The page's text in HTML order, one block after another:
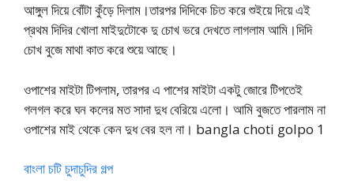
আঙ্গুল দিয়ে বোঁটা কুঁড়ে দিলাম।তারপর দিদিকে চিত করে শুইয়ে দিয়ে এই
প্রথম দিদির খোলা মাইদুটোকে দু চোখ ভরে দেখতে লাগলাম আমি।দিদি
চোখ বুজে মাথা কাত করে শুয়ে আছে।
ওপাশের মাইটা টিপলাম, তারপর এ পাশের মাইটা একটু জোরে টিপতেই
গলগল করে ঘন কলের মত সাদা দুধ বেরিয়ে এলো। আমি বুজতে পারলাম না
ওপাশের মাই থেকে কেন দুধ বের হল না। bangla choti golpo 1
বাংলা চটি চুদাচুদির গল্প